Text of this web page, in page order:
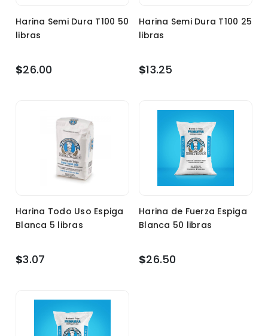
Harina Semi Dura T100 50
libras
$26.00
Harina Semi Dura T100 25
libras
$13.25
Harina Todo Uso Espiga
Blanca 5 libras
$3.07
Harina de Fuerza Espiga
Blanca 50 libras
$26.50